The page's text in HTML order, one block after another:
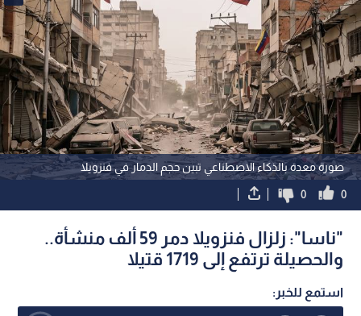
صورة معدة بالذكاء الاصطناعي تبين حجم الدمار في فنزويلا
0
0
"ناسا": زلزال فنزويلا دمر 59 ألف منشأة..
والحصيلة ترتفع إلى 1719 قتيلا
استمع للخبر: